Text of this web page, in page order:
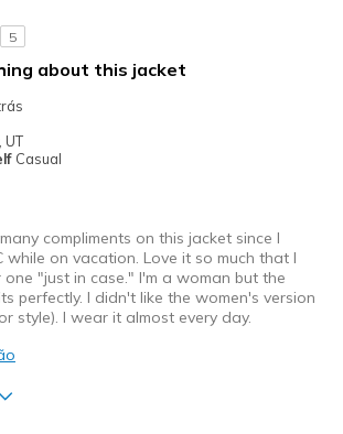
Feels true to size
5
about this jacket
UT
Casual
compliments on this jacket since I
while on vacation. Love it so much that I
"just in case." I'm a woman but the
perfectly. I didn't like the women's version
style). I wear it almost every day.